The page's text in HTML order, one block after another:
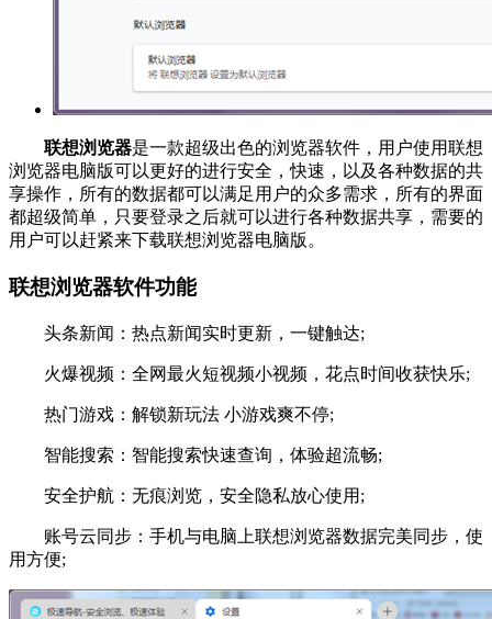
联想浏览器是一款超级出色的浏览器软件，用户使用联想
浏览器电脑版可以更好的进行安全，快速，以及各种数据的共
享操作，所有的数据都可以满足用户的众多需求，所有的界面
都超级简单，只要登录之后就可以进行各种数据共享，需要的
用户可以赶紧来下载联想浏览器电脑版。
联想浏览器软件功能
头条新闻：热点新闻实时更新，一键触达;
火爆视频：全网最火短视频小视频，花点时间收获快乐;
热门游戏：解锁新玩法 小游戏爽不停;
智能搜索：智能搜索快速查询，体验超流畅;
安全护航：无痕浏览，安全隐私放心使用;
账号云同步：手机与电脑上联想浏览器数据完美同步，使
用方便;